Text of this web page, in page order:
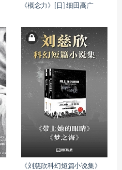
《概念力》[日] 细田高广
《刘慈欣科幻短篇小说集》